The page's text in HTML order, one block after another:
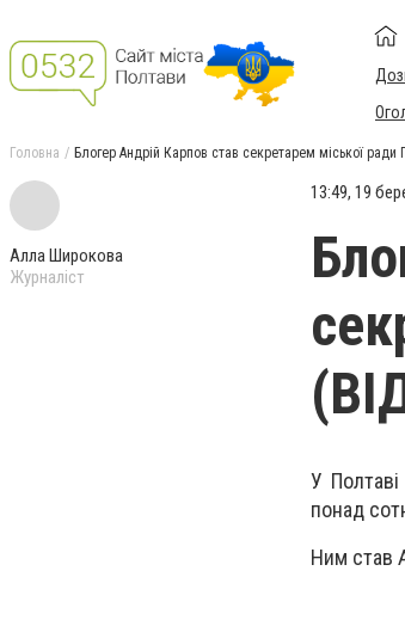
Головна Блогер Андрій Карпов став секретарем міської
Алла Широкова
Журналіст
13:49, 19
У
понад
Ним став